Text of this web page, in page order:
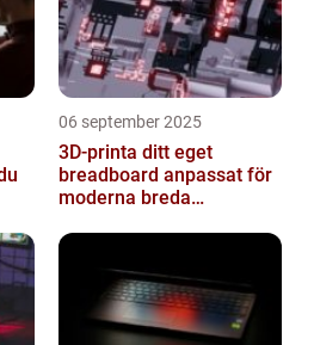
06 september 2025
3D-printa ditt eget
breadboard anpassat för
moderna breda